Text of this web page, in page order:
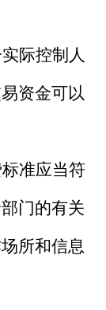
际控制人
资金可以
准应当符
门的有关
所和信息